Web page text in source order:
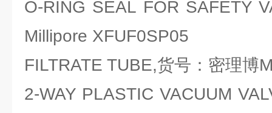
O-RING SEAL FOR SAFETY
Millipore XFUF0SP05
FILTRATE TUBE,货号：密理博
2-WAY PLASTIC VACUUM